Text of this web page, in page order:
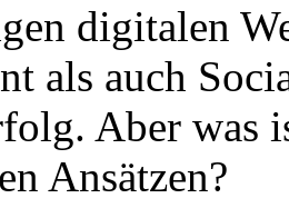
digitalen
als auch
Aber was
Ansätzen?